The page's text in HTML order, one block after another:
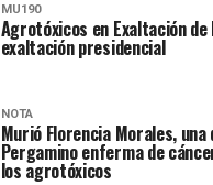
MU190
Agrotóxicos en Exaltación de
exaltación presidencial
NOTA
Murió Florencia Morales, una
Pergamino enferma de
los agrotóxicos